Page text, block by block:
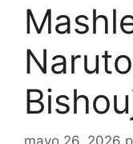
mayo 26, 2026